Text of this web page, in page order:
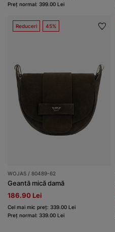
Preț normal: 399.00 Lei
Reduceri 45%
WOJAS / 80489-62
Geantă mică damă
186.90 Lei
Cel mai mic preț: 339.00 Lei
Preț normal: 339.00 Lei